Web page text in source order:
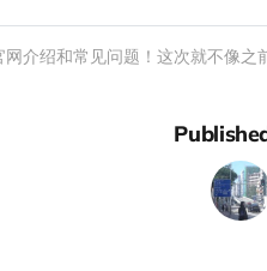
介绍和常见问题！这次就不像之